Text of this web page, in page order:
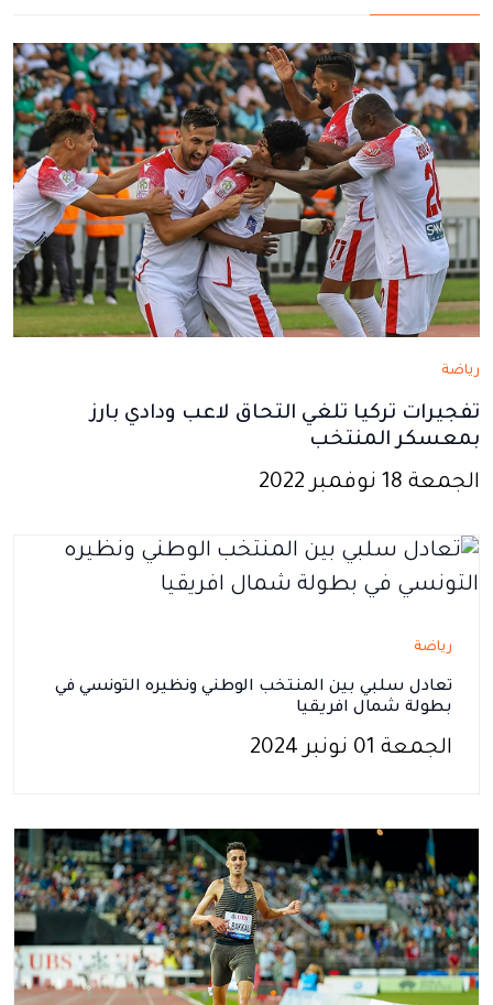
جديدةجديدةجديدةجديدةجديدة
رياضة
تفجيرات تركيا تلغي التحاق لاعب ودادي بارز
بمعسكر المنتخب
الجمعة 18 نوفمبر 2022
رياضة
تعادل سلبي بين المنتخب الوطني ونظيره التونسي في
بطولة شمال افريقيا
الجمعة 01 نونبر 2024